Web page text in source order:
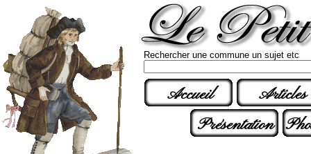
Rechercher une commune un sujet etc
Accueil
Articles
Présentation